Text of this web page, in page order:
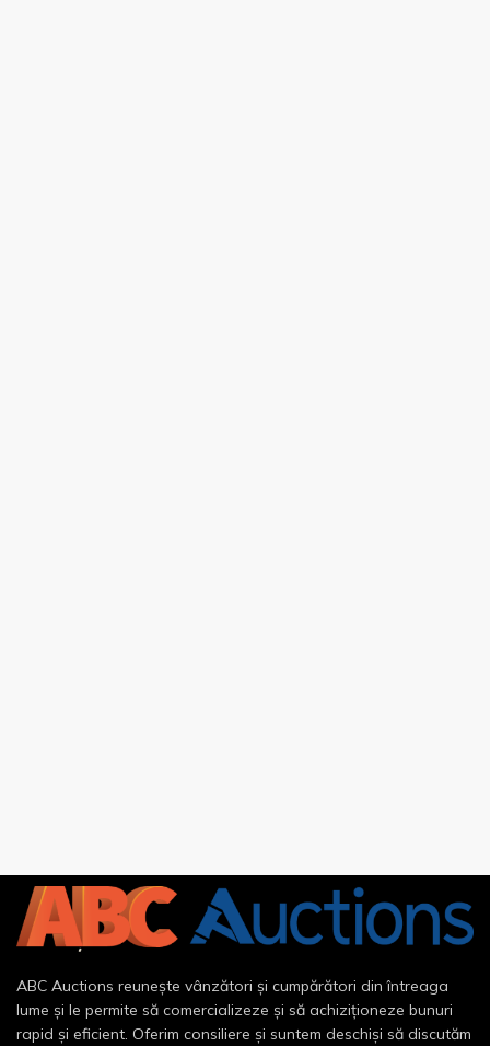
ABC Auctions reunește vânzători și cumpărători din întreaga
lume și le permite să comercializeze și să achiziționeze bunuri
rapid și eficient. Oferim consiliere și suntem deschiși să discutăm